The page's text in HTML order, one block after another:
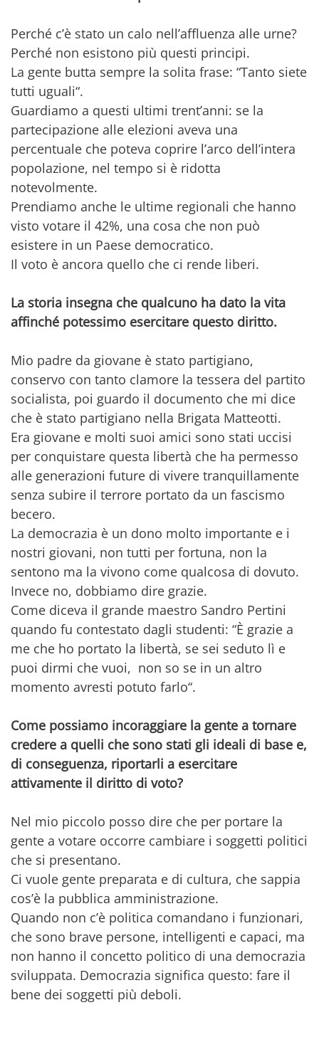
Perché c’è stato un calo nell’affluenza alle urne?
Perché non esistono più questi principi.
La gente butta sempre la solita frase: “Tanto siete
tutti uguali“.
Guardiamo a questi ultimi trent’anni: se la
partecipazione alle elezioni aveva una
percentuale che poteva coprire l’arco dell’intera
popolazione, nel tempo si è ridotta
notevolmente.
Prendiamo anche le ultime regionali che hanno
visto votare il 42%, una cosa che non può
esistere in un Paese democratico.
Il voto è ancora quello che ci rende liberi.
La storia insegna che qualcuno ha dato la vita
affinché potessimo esercitare questo diritto.
Mio padre da giovane è stato partigiano,
conservo con tanto clamore la tessera del partito
socialista, poi guardo il documento che mi dice
che è stato partigiano nella Brigata Matteotti.
Era giovane e molti suoi amici sono stati uccisi
per conquistare questa libertà che ha permesso
alle generazioni future di vivere tranquillamente
senza subire il terrore portato da un fascismo
becero.
La democrazia è un dono molto importante e i
nostri giovani, non tutti per fortuna, non la
sentono ma la vivono come qualcosa di dovuto.
Invece no, dobbiamo dire grazie.
Come diceva il grande maestro Sandro Pertini
quando fu contestato dagli studenti: “È grazie a
me che ho portato la libertà, se sei seduto lì e
puoi dirmi che vuoi, non so se in un altro
momento avresti potuto farlo“.
Come possiamo incoraggiare la gente a tornare
credere a quelli che sono stati gli ideali di base e,
di conseguenza, riportarli a esercitare
attivamente il diritto di voto?
Nel mio piccolo posso dire che per portare la
gente a votare occorre cambiare i soggetti politici
che si presentano.
Ci vuole gente preparata e di cultura, che sappia
cos’è la pubblica amministrazione.
Quando non c’è politica comandano i funzionari,
che sono brave persone, intelligenti e capaci, ma
non hanno il concetto politico di una democrazia
sviluppata. Democrazia significa questo: fare il
bene dei soggetti più deboli.